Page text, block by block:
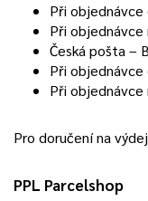
Při
Při objednávce
Česká pošta –
Při
Při objednávce
Pro doručení na
PPL Parcelshop